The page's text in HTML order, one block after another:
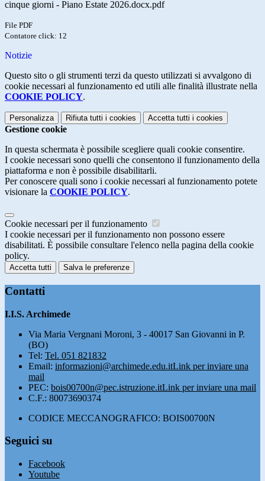
cinque giorni - Piano Estate 2026.docx.pdf
File PDF
Contatore click: 12
Notizie
Questo sito o gli strumenti terzi da questo utilizzati si avvalgono di
cookie necessari al funzionamento ed utili alle finalità illustrate nella
COOKIE POLICY.
Personalizza Rifiuta tutti i cookies Accetta tutti i cookies
Gestione cookie
In questa schermata è possibile scegliere quali cookie consentire.
I cookie necessari sono quelli che consentono il funzionamento della
piattaforma e non è possibile disabilitarli.
Per conoscere quali sono i cookie necessari al funzionamento potete
visionare la COOKIE POLICY.
Cookie necessari per il funzionamento
I cookie necessari per il funzionamento non possono essere
disabilitati. È possibile consultare l'elenco nella pagina della cookie
policy.
Accetta tutti Salva le preferenze
Contatti
I.I.S. Archimede
Via Maria Vergnani Moroni, 3 - 40017 San Giovanni in P.
(BO)
Tel: Tel. 051 821832
Email: informazioni@archimede.edu.itLink per inviare una
mail
PEC: bois00700n@pec.istruzione.itLink per inviare una mail
C.F.: 80073690374
CODICE MECCANOGRAFICO: BOIS00700N
Seguici su
Facebook
Youtube